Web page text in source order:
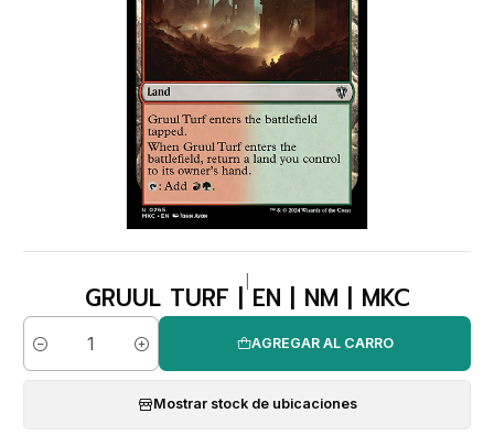
GRUUL TURF | EN | NM | MKC
Cantidad
AGREGAR AL CARRO
Mostrar stock de ubicaciones